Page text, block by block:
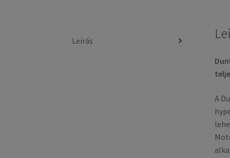
Leírás
A